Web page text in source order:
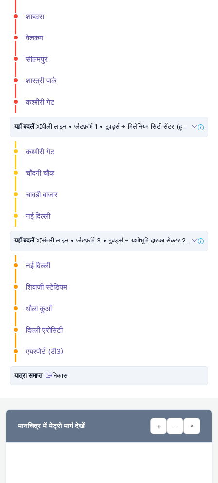
शाहदरा
वेलकम
सीलमपुर
शास्त्री पार्क
कश्मीरी गेट
यहाँ बदलें पीली लाइन • प्लैटफ़ॉर्म 1 • टुवर्ड्स मिलेनियम सिटी सेंटर (हुडा सिटी सैंटर) • 10 मिनट चलें
कश्मीरी गेट
चाँदनी चौक
चावड़ी बाजार
नई दिल्ली
यहाँ बदलें संतरी लाइन • प्लैटफ़ॉर्म 3 • टुवर्ड्स यशोभूमि द्वारका सेक्टर 25 • 10 मिनट चलें
नई दिल्ली
शिवाजी स्टेडियम
धौला कुआँ
दिल्ली एरोसिटी
एयरपोर्ट (टी3)
यात्रा समाप्त निकास
मानचित्र में मेट्रो मार्ग देखें + − ⌖